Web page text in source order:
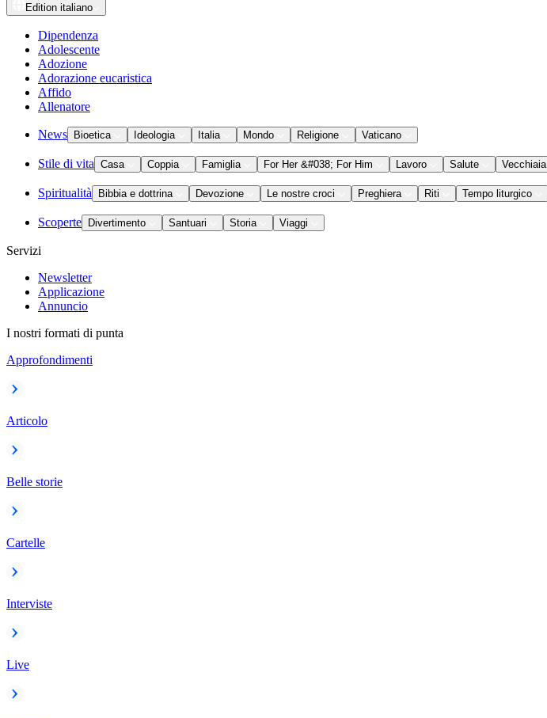
Edition italiano
Dipendenza
Adolescente
Adozione
Adorazione eucaristica
Affido
Allenatore
News Bioetica Ideologia Italia Mondo Religione Vaticano
Stile di vita Casa Coppia Famiglia For Her &#038; For Him Lavoro Salute Vecchiaia
Spiritualità Bibbia e dottrina Devozione Le nostre croci Preghiera Riti Tempo liturgico
Scoperte Divertimento Santuari Storia Viaggi
Servizi
Newsletter
Applicazione
Annuncio
I nostri formati di punta
Approfondimenti
Articolo
Belle storie
Cartelle
Interviste
Live